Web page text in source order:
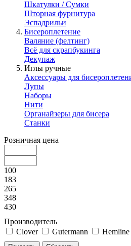
Шкатулки / Сумки
Шторная фурнитура
Эспадрильи
Бисероплетение
Валяние (фелтинг)
Всё для скрапбукинга
Декупаж
Иглы ручные
Аксессуары для
Лупы
Наборы
Нити
Органайзеры для бисера
Станки
Розничная цена
100
183
265
348
430
Производитель
Clover
Gutermann Hemline